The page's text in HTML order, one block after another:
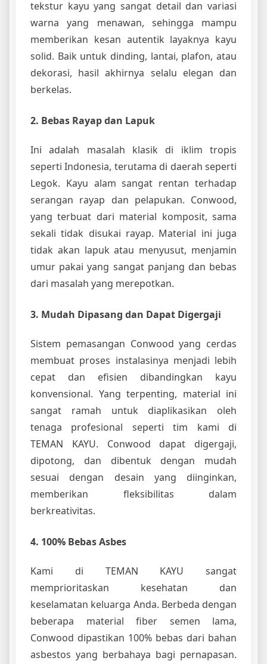
tekstur kayu yang sangat detail dan variasi
warna yang menawan, sehingga mampu
memberikan kesan autentik layaknya kayu
solid. Baik untuk dinding, lantai, plafon, atau
dekorasi, hasil akhirnya selalu elegan dan
berkelas.
2. Bebas Rayap dan Lapuk
Ini adalah masalah klasik di iklim tropis
seperti Indonesia, terutama di daerah seperti
Legok. Kayu alam sangat rentan terhadap
serangan rayap dan pelapukan. Conwood,
yang terbuat dari material komposit, sama
sekali tidak disukai rayap. Material ini juga
tidak akan lapuk atau menyusut, menjamin
umur pakai yang sangat panjang dan bebas
dari masalah yang merepotkan.
3. Mudah Dipasang dan Dapat Digergaji
Sistem pemasangan Conwood yang cerdas
membuat proses instalasinya menjadi lebih
cepat dan efisien dibandingkan kayu
konvensional. Yang terpenting, material ini
sangat ramah untuk diaplikasikan oleh
tenaga profesional seperti tim kami di
TEMAN KAYU. Conwood dapat digergaji,
dipotong, dan dibentuk dengan mudah
sesuai dengan desain yang diinginkan,
memberikan fleksibilitas dalam
berkreativitas.
4. 100% Bebas Asbes
Kami di TEMAN KAYU sangat
memprioritaskan kesehatan dan
keselamatan keluarga Anda. Berbeda dengan
beberapa material fiber semen lama,
Conwood dipastikan 100% bebas dari bahan
asbestos yang berbahaya bagi pernapasan.